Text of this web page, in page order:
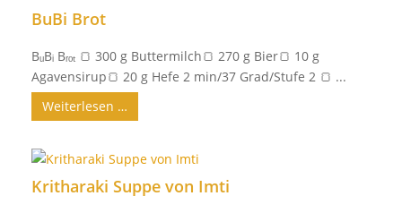
BuBi Brot
BᵤBᵢ Bᵣₒₜ 🍞 300 g Buttermilch🍞 270 g Bier🍞 10 g
Agavensirup🍞 20 g Hefe 2 min/37 Grad/Stufe 2 🍞 ...
Weiterlesen …
Kritharaki Suppe von Imti
Mit